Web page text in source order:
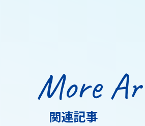
More
関連記事